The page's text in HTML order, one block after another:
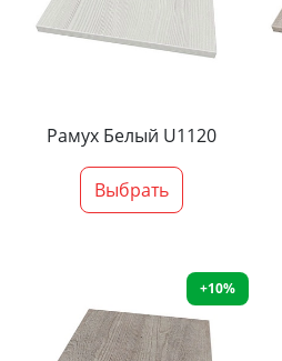
Рамух Белый U1120
Выбрать
+10%